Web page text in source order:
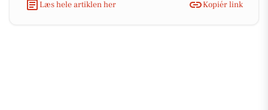
Læs hele artiklen her
Kopiér link